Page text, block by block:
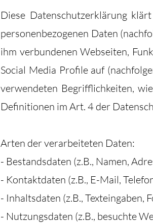
Diese Datenschutzerklärung
personenbezogenen Daten
ihm verbundenen Webseiten,
Social Media Profile auf
verwendeten Begrifflichkeiten,
Definitionen im Art. 4 der
Arten der verarbeiteten Daten:
- Bestandsdaten (z.B., Namen,
- Kontaktdaten (z.B., E-Mail,
- Inhaltsdaten (z.B., Texteingaben,
- Nutzungsdaten (z.B., besuchte